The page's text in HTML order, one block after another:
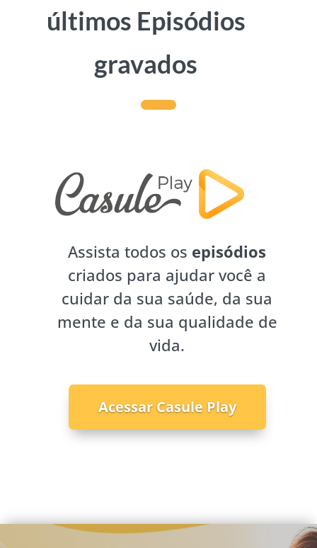
últimos Episódios
gravados
Assista todos os episódios
criados para ajudar você a
cuidar da sua saúde, da sua
mente e da sua qualidade de
vida.
Acessar Casule Play